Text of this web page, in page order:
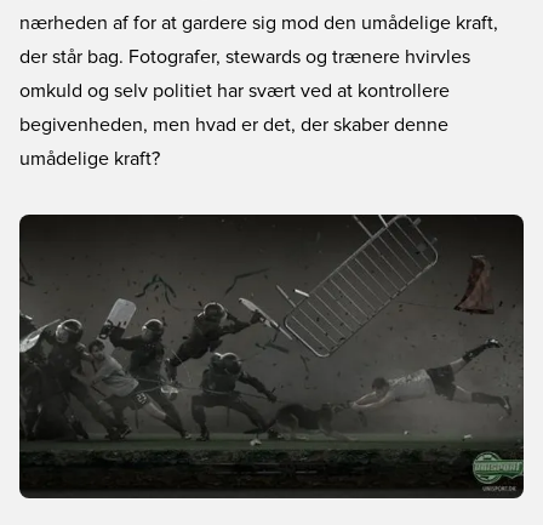
nærheden af for at gardere sig mod den umådelige kraft,
der står bag. Fotografer, stewards og trænere hvirvles
omkuld og selv politiet har svært ved at kontrollere
begivenheden, men hvad er det, der skaber denne
umådelige kraft?